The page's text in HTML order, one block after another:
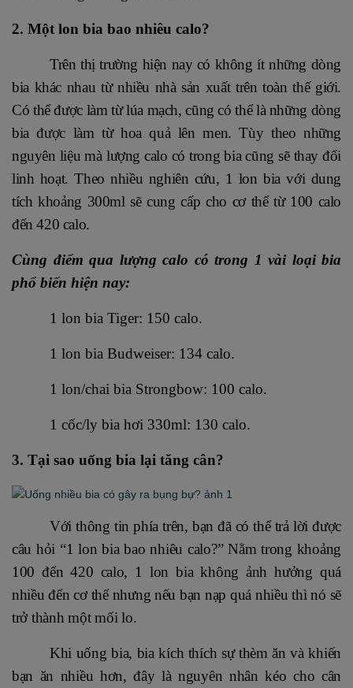
2. Một lon bia bao nhiêu calo?
Trên thị trường hiện nay có không ít những dòng
bia khác nhau từ nhiều nhà sản xuất trên toàn thế giới.
Có thể được làm từ lúa mạch, cũng có thể là những dòng
bia được làm từ hoa quả lên men. Tùy theo những
nguyên liệu mà lượng calo có trong bia cũng sẽ thay đổi
linh hoạt. Theo nhiều nghiên cứu, 1 lon bia với dung
tích khoảng 300ml sẽ cung cấp cho cơ thể từ 100 calo
đến 420 calo.
Cùng điểm qua lượng calo có trong 1 vài loại bia
phổ biến hiện nay:
1 lon bia Tiger: 150 calo.
1 lon bia Budweiser: 134 calo.
1 lon/chai bia Strongbow: 100 calo.
1 cốc/ly bia hơi 330ml: 130 calo.
3. Tại sao uống bia lại tăng cân?
Với thông tin phía trên, bạn đã có thể trả lời được
câu hỏi “1 lon bia bao nhiêu calo?” Nằm trong khoảng
100 đến 420 calo, 1 lon bia không ảnh hưởng quá
nhiều đến cơ thể nhưng nếu bạn nạp quá nhiều thì nó sẽ
trở thành một mối lo.
Khi uống bia, bia kích thích sự thèm ăn và khiến
bạn ăn nhiều hơn, đây là nguyên nhân kéo cho cân